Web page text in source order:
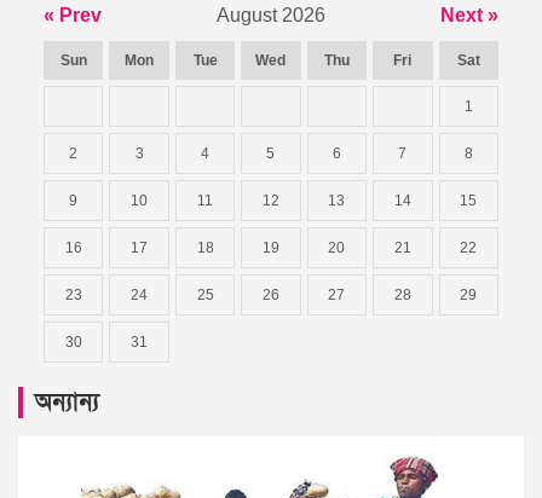
« Prev August 2026 Next »
Sun Mon Tue Wed Thu Fri Sat
1
2 3 4 5 6 7 8
9 10 11 12 13 14 15
16 17 18 19 20 21 22
23 24 25 26 27 28 29
30 31
অন্যান্য